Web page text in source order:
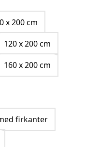
x 200 cm
120 x 200 cm
160 x 200 cm
firkanter